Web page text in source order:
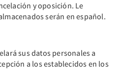
y oposición. Le
serán en español.
sus datos personales a
a los establecidos en los